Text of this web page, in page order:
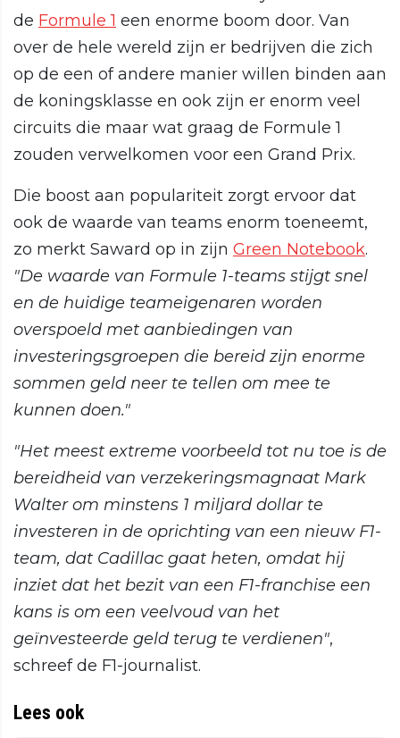
de Formule 1 een enorme boom door. Van
over de hele wereld zijn er bedrijven die zich
op de een of andere manier willen binden aan
de koningsklasse en ook zijn er enorm veel
circuits die maar wat graag de Formule 1
zouden verwelkomen voor een Grand Prix.
Die boost aan populariteit zorgt ervoor dat
ook de waarde van teams enorm toeneemt,
zo merkt Saward op in zijn Green Notebook.
"De waarde van Formule 1-teams stijgt snel
en de huidige teameigenaren worden
overspoeld met aanbiedingen van
investeringsgroepen die bereid zijn enorme
sommen geld neer te tellen om mee te
kunnen doen."
"Het meest extreme voorbeeld tot nu toe is de
bereidheid van verzekeringsmagnaat Mark
Walter om minstens 1 miljard dollar te
investeren in de oprichting van een nieuw F1-
team, dat Cadillac gaat heten, omdat hij
inziet dat het bezit van een F1-franchise een
kans is om een veelvoud van het
geïnvesteerde geld terug te verdienen",
schreef de F1-journalist.
Lees ook